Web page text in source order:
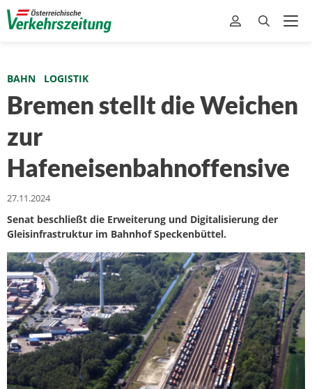
BAHN LOGISTIK
Bremen stellt die Weichen
zur
Hafeneisenbahnoffensive
27.11.2024
Senat beschließt die Erweiterung und Digitalisierung der
Gleisinfrastruktur im Bahnhof Speckenbüttel.